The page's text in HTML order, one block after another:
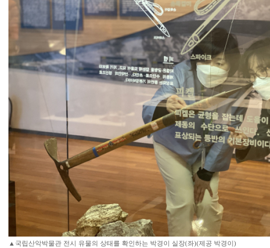
▲국립산악박물관 전시 유물의 상태를 확인하는 박경이 실장(좌)(제공 박경이)